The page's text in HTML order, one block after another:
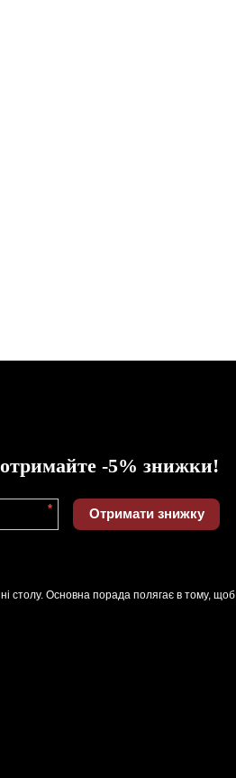
-5% знижки!
* Отримати знижку
столу. Основна порада полягає в тому, щоб